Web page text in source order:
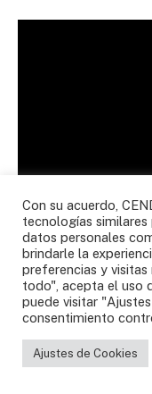
Con su acuerdo,
tecnologías similares
datos personales
brindarle la
preferencias y
todo", acepta el uso
puede visitar
consentimiento
Ajustes de Cookies